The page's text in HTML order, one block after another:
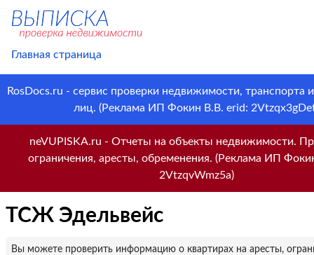
Главная страница
RosDocs.ru - сервис проверки недвижимости, транспорта
лиц. (Реклама ИП Фокин В.В. erid:
neVUPISKA.ru - Отчеты на объекты недвижимости.
ограничения, аресты, обременения. (Реклама ИП
2VtzqvWmz5a)
ТСЖ Эдельвейс
Вы можете проверить информацию о квартирах на аресты,